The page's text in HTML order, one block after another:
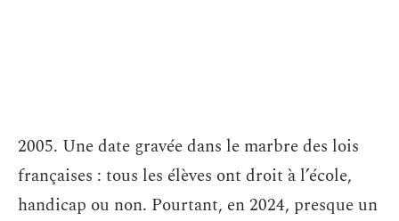
2005. Une date gravée dans le marbre des lois
françaises : tous les élèves ont droit à l’école,
handicap ou non. Pourtant, en 2024, presque un